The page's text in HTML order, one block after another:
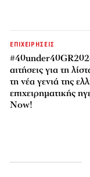
ΕΠΙΧΕΙΡΗΣΕΙΣ
αιτήσεις για τη
τη νέα γενιά της
επιχειρηματικής
Now!